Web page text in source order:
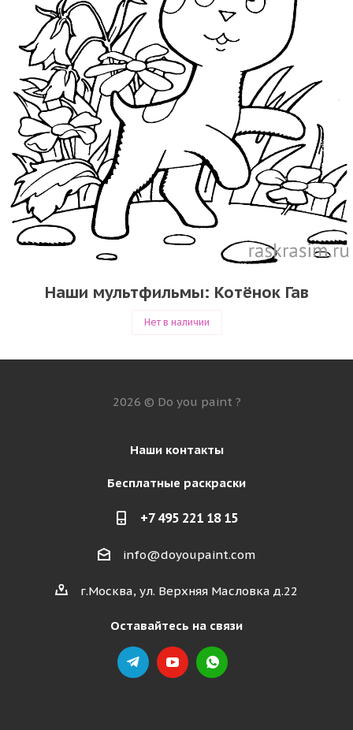
Наши мультфильмы: Котёнок Гав
Нет в наличии
2026 © Do you paint ?
Наши контакты
Бесплатные раскраски
+7 495 221 18 15
info@doyoupaint.com
г.Москва, ул. Верхняя Масловка д.22
Оставайтесь на связи